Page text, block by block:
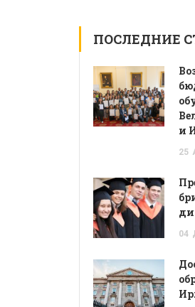
ПОСЛЕДНИЕ
и
25
04